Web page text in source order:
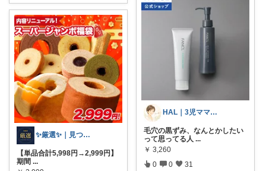
✨厳選✨｜見つけたお得を紹介🎉
【単品合計5,998円→2,999円】
期間 ...
HAL｜3児ママ・家事グッズ・プチプラ
毛穴の黒ずみ、なんとかしたい
って思ってる人 ...
￥ 3,260
0 0 31